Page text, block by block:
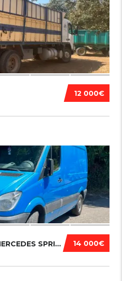
12 000€
14 000€
FURGONETA CAMPER MERCEDES SPRINTER 318 2006...